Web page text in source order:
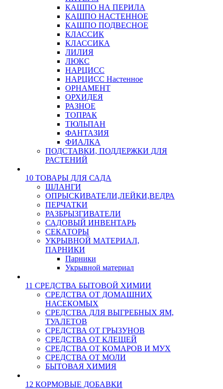
КАШПО НА ПЕРИЛА
КАШПО НАСТЕННОЕ
КАШПО ПОДВЕСНОЕ
КЛАССИК
КЛАССИКА
ЛИЛИЯ
ЛЮКС
НАРЦИСС
НАРЦИСС Настенное
ОРНАМЕНТ
ОРХИДЕЯ
РАЗНОЕ
ТОПРАК
ТЮЛЬПАН
ФАНТАЗИЯ
ФИАЛКА
ПОДСТАВКИ, ПОДДЕРЖКИ ДЛЯ
РАСТЕНИЙ
10 ТОВАРЫ ДЛЯ САДА
ШЛАНГИ
ОПРЫСКИВАТЕЛИ,ЛЕЙКИ,ВЕДРА
ПЕРЧАТКИ
РАЗБРЫЗГИВАТЕЛИ
САДОВЫЙ ИНВЕНТАРЬ
СЕКАТОРЫ
УКРЫВНОЙ МАТЕРИАЛ,
ПАРНИКИ
Парники
Укрывной материал
11 СРЕДСТВА БЫТОВОЙ ХИМИИ
СРЕДСТВА ОТ ДОМАШНИХ
НАСЕКОМЫХ
СРЕДСТВА ДЛЯ ВЫГРЕБНЫХ ЯМ,
ТУАЛЕТОВ
СРЕДСТВА ОТ ГРЫЗУНОВ
СРЕДСТВА ОТ КЛЕЩЕЙ
СРЕДСТВА ОТ КОМАРОВ И МУХ
СРЕДСТВА ОТ МОЛИ
БЫТОВАЯ ХИМИЯ
12 КОРМОВЫЕ ДОБАВКИ